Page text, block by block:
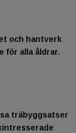
och hantverk
för alla åldrar.
träbyggsatser